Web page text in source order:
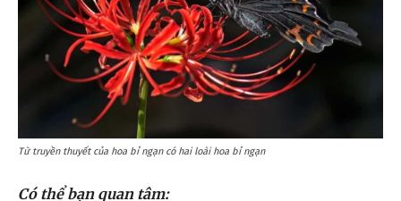
Từ truyền thuyết của hoa bỉ ngạn có hai loài hoa bỉ ngạn
Có thể bạn quan tâm: